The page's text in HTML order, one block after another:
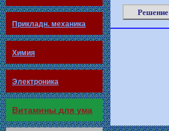
Прикладн. механика
Химия
Электроника
Витамины для ума
Решение